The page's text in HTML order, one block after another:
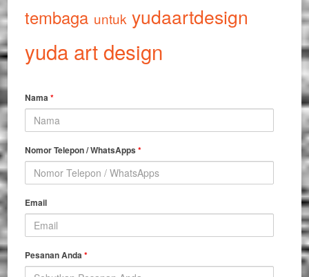
tembaga untuk yudaartdesign
yuda art design
Nama*
Nomor Telepon / WhatsApps*
Email
Pesanan Anda*